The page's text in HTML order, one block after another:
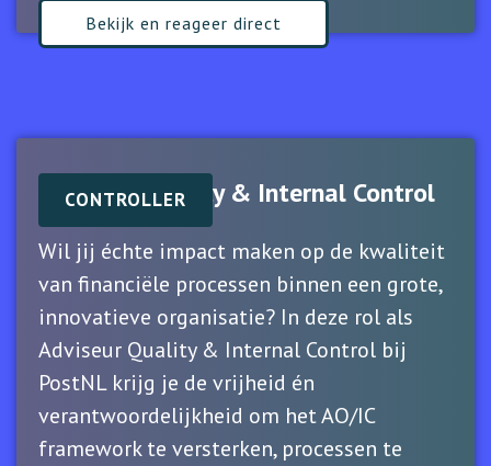
Bekijk en reageer direct
CONTROLLER
Adviseur Quality & Internal Control
Wil jij échte impact maken op de kwaliteit
van financiële processen binnen een grote,
innovatieve organisatie? In deze rol als
Adviseur Quality & Internal Control bij
PostNL krijg je de vrijheid én
verantwoordelijkheid om het AO/IC
framework te versterken, processen te